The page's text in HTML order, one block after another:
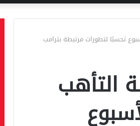
تحسبًا لتطورات مرتبطة بترامب
التأهب